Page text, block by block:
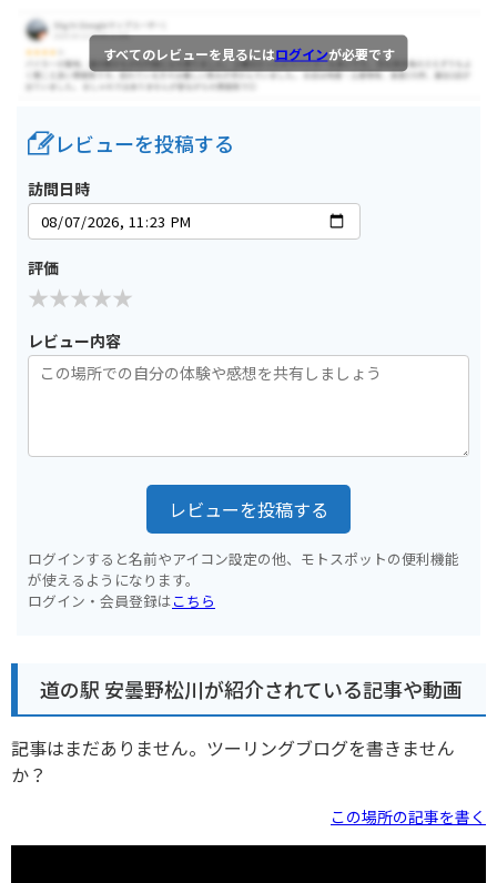
すべてのレビューを見るにはログインが必要です
レビューを投稿する
訪問日時
評価
レビュー内容
レビューを投稿する
ログインすると名前やアイコン設定の他、モトスポットの便利機能
が使えるようになります。
ログイン・会員登録はこちら
道の駅 安曇野松川が紹介されている記事や動画
記事はまだありません。ツーリングブログを書きません
か？
この場所の記事を書く